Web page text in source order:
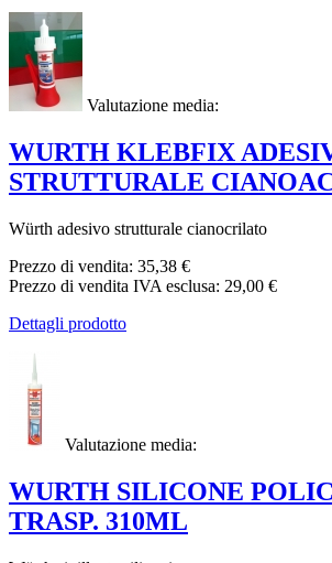
Valutazione media:
WURTH KLEBFIX
STRUTTURALE
Würth adesivo strutturale cianocrilato
Prezzo di vendita: 35,38 €
Prezzo di vendita IVA esclusa: 29,00 €
Dettagli prodotto
Valutazione media:
WURTH SILICONE
TRASP. 310ML